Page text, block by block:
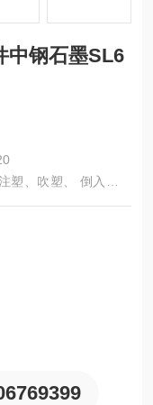
中钢石墨SL6
、吹塑、 倒入、铸
需产品的各种模子与
不同的零件组成。它
建物品外形的加工。